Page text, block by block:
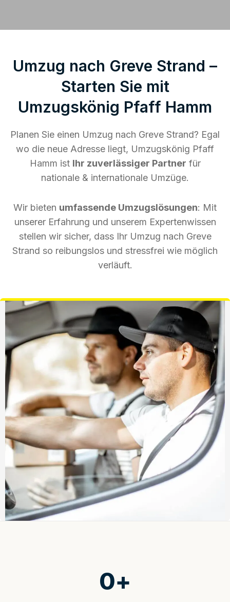
Umzug nach Greve Strand –
Starten Sie mit
Umzugskönig Pfaff Hamm
Planen Sie einen Umzug nach Greve Strand? Egal
wo die neue Adresse liegt, Umzugskönig Pfaff
Hamm ist Ihr zuverlässiger Partner für
nationale & internationale Umzüge.
Wir bieten umfassende Umzugslösungen: Mit
unserer Erfahrung und unserem Expertenwissen
stellen wir sicher, dass Ihr Umzug nach Greve
Strand so reibungslos und stressfrei wie möglich
verläuft.
0+